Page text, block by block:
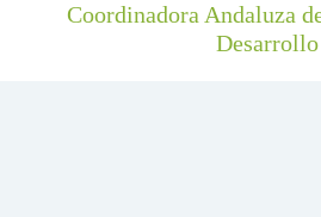
Coordinadora Andaluza
Desarrollo